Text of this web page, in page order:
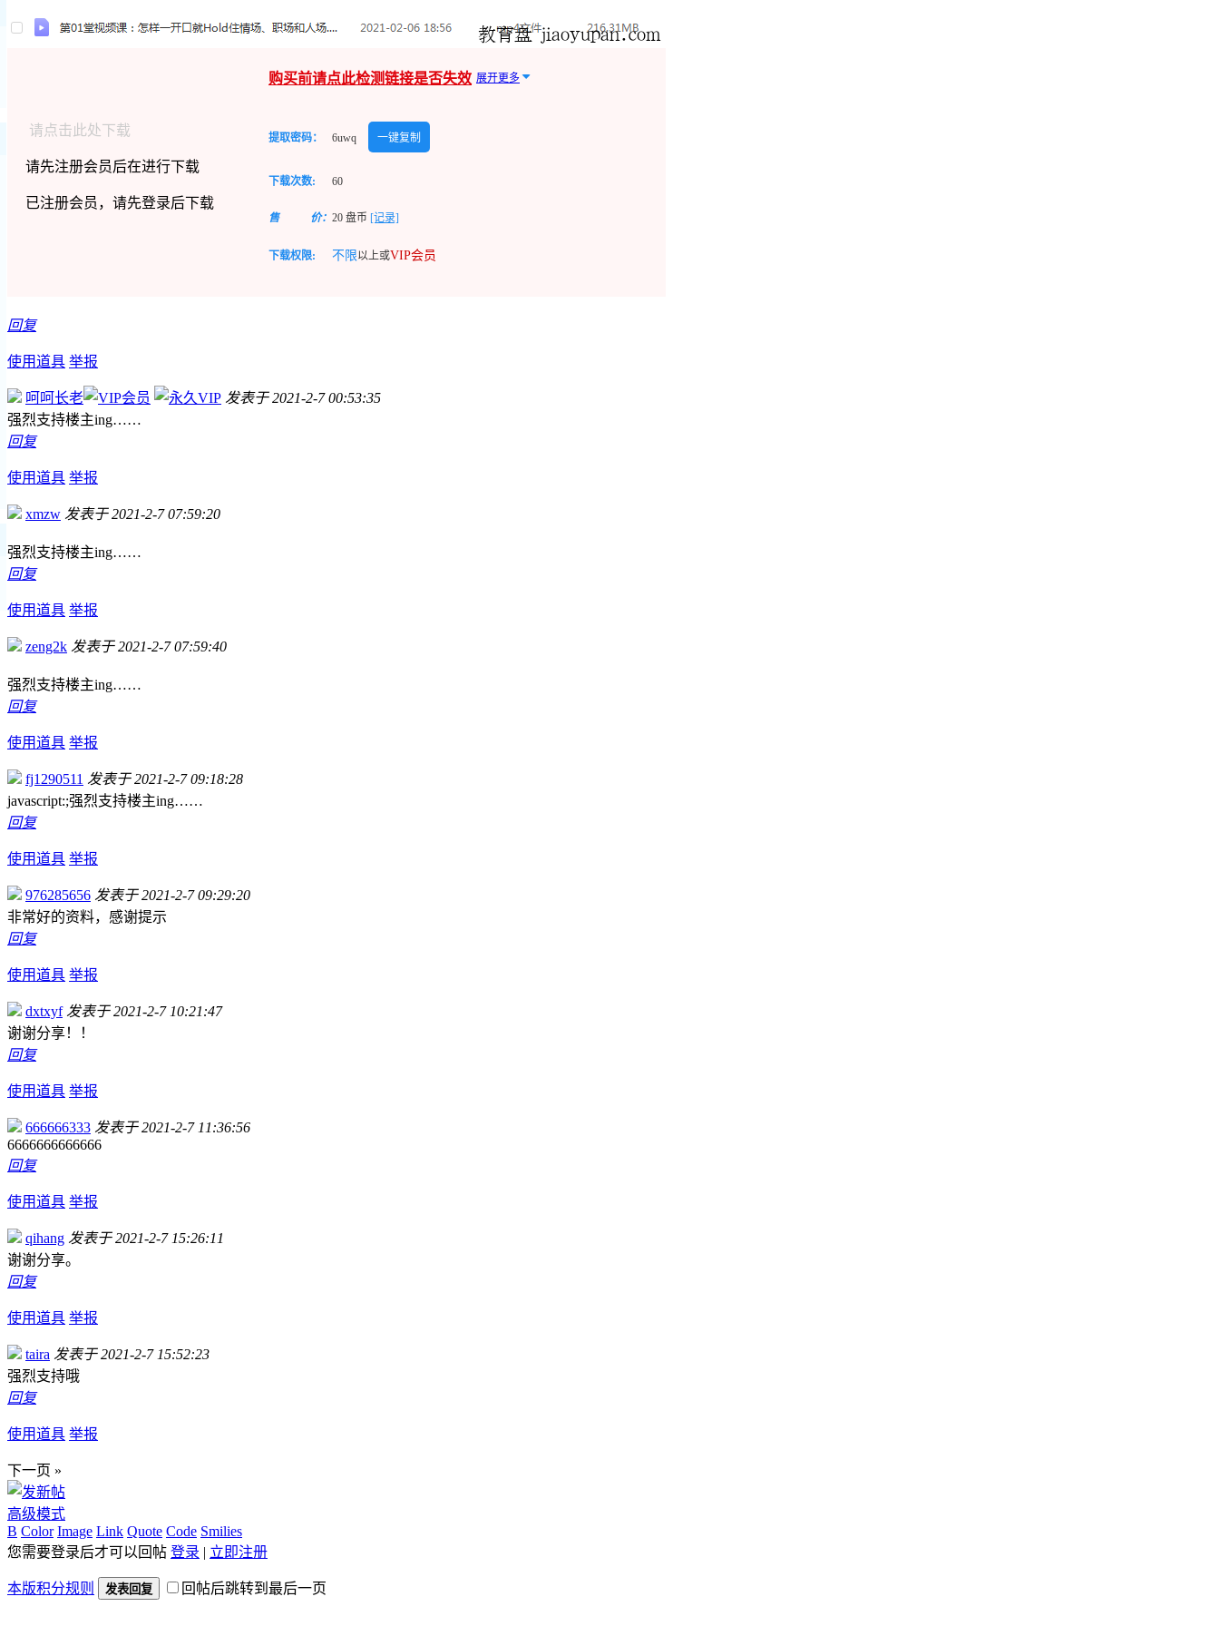
请点击此处下载
请先注册会员后在进行下载
已注册会员，请先登录后下载
购买前请点此检测链接是否失效 展开更多
提取密码： 6uwq 一键复制
下载次数: 60
售 价： 20 盘币 [记录]
下载权限: 不限以上或VIP会员
回复
使用道具 举报
呵呵长老
发表于 2021-2-7 00:53:35
强烈支持楼主ing……
回复
使用道具 举报
xmzw 发表于 2021-2-7 07:59:20
强烈支持楼主ing……
回复
使用道具 举报
zeng2k 发表于 2021-2-7 07:59:40
强烈支持楼主ing……
回复
使用道具 举报
fj1290511 发表于 2021-2-7 09:18:28
javascript:;强烈支持楼主ing……
回复
使用道具 举报
976285656 发表于 2021-2-7 09:29:20
非常好的资料，感谢提示
回复
使用道具 举报
dxtxyf 发表于 2021-2-7 10:21:47
谢谢分享！！
回复
使用道具 举报
666666333 发表于 2021-2-7 11:36:56
6666666666666
回复
使用道具 举报
qihang 发表于 2021-2-7 15:26:11
谢谢分享。
回复
使用道具 举报
taira 发表于 2021-2-7 15:52:23
强烈支持哦
回复
使用道具 举报
下一页 »
高级模式
B Color Image Link Quote Code Smilies
您需要登录后才可以回帖 登录 | 立即注册
本版积分规则 发表回复 回帖后跳转到最后一页